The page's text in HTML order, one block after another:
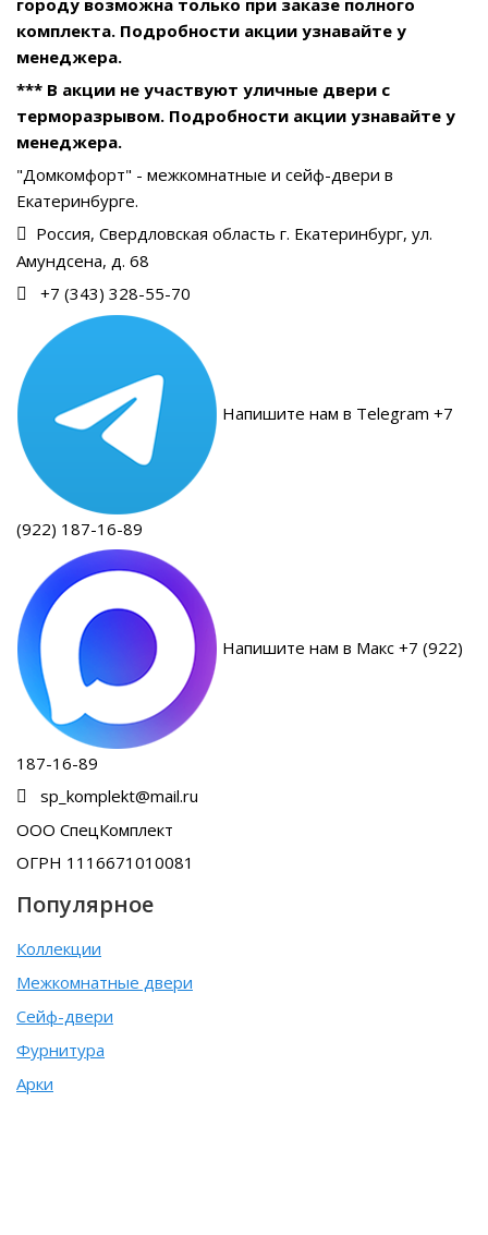
городу возможна только при заказе полного
комплекта. Подробности акции узнавайте у
менеджера.
*** В акции не участвуют уличные двери с
терморазрывом. Подробности акции узнавайте у
менеджера.
"Домкомфорт" - межкомнатные и сейф-двери в
Екатеринбурге.
Россия, Свердловская область г. Екатеринбург, ул.
Амундсена, д. 68
+7 (343) 328-55-70
Напишите нам в Telegram +7
(922) 187-16-89
Напишите нам в Макс +7 (922)
187-16-89
sp_komplekt@mail.ru
ООО СпецКомплект
ОГРН 1116671010081
Популярное
Коллекции
Межкомнатные двери
Сейф-двери
Фурнитура
Арки